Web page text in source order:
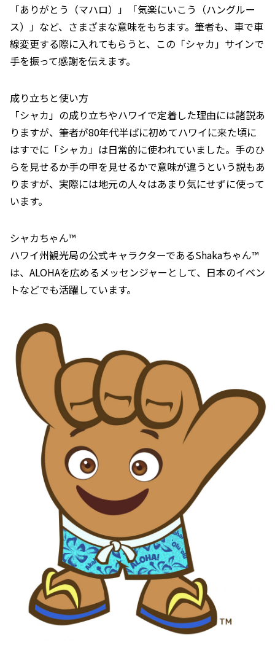
「ありがとう（マハロ）」「気楽にいこう（ハングルー
ス）」など、さまざまな意味をもちます。筆者も、車で車
線変更する際に入れてもらうと、この「シャカ」サインで
手を振って感謝を伝えます。
成り立ちと使い方
「シャカ」の成り立ちやハワイで定着した理由には諸説あ
りますが、筆者が80年代半ばに初めてハワイに来た頃に
はすでに「シャカ」は日常的に使われていました。手のひ
らを見せるか手の甲を見せるかで意味が違うという説もあ
りますが、実際には地元の人々はあまり気にせずに使って
います。
シャカちゃん™
ハワイ州観光局の公式キャラクターであるShakaちゃん™
は、ALOHAを広めるメッセンジャーとして、日本のイベン
トなどでも活躍しています。